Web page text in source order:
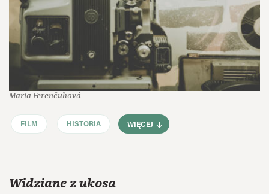
Maria Ferenčuhová
FILM HISTORIA WIĘCEJ
Widziane z ukosa